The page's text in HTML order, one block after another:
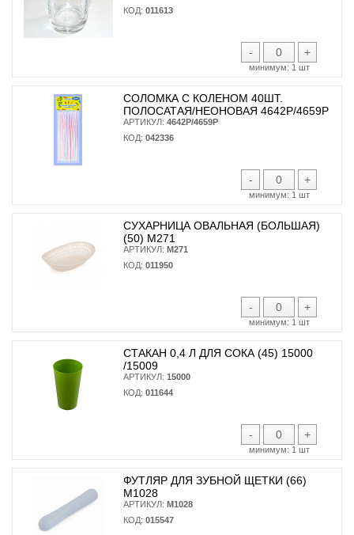
КОД: 011613
- +
минимум: 1 шт
СОЛОМКА С КОЛЕНОМ 40ШТ.
ПОЛОСАТАЯ/НЕОНОВАЯ 4642Р/4659Р
АРТИКУЛ: 4642Р/4659Р
КОД: 042336
- +
минимум: 1 шт
СУХАРНИЦА ОВАЛЬНАЯ (БОЛЬШАЯ)
(50) М271
АРТИКУЛ: М271
КОД: 011950
- +
минимум: 1 шт
СТАКАН 0,4 Л ДЛЯ СОКА (45) 15000
/15009
АРТИКУЛ: 15000
КОД: 011644
- +
минимум: 1 шт
ФУТЛЯР ДЛЯ ЗУБНОЙ ЩЕТКИ (66)
М1028
АРТИКУЛ: М1028
КОД: 015547